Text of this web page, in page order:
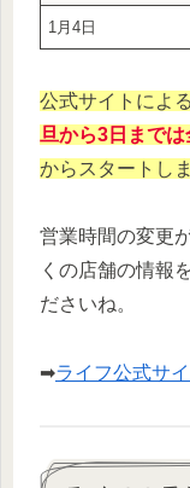
1月4日
公式サイトによ
旦から3日まで
からスタートしま
営業時間の変更
くの店舗の情報
ださいね。
➡ライフ公式サイ